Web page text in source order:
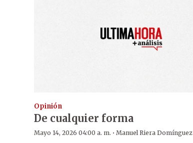
Opinión
De cualquier forma
Mayo 14, 2026 04:00 a. m. · Manuel Riera Domínguez